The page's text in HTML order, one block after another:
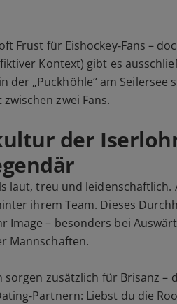
Frust für Eishockey‑Fans –
Kontext) gibt es
der „Puckhöhle“ am
zwei Fans.
der
laut, treu und leidenschaftlich.
ihrem Team. Dieses
Image – besonders bei
Mannschaften.
zusätzlich für Brisanz –
Liebst du die